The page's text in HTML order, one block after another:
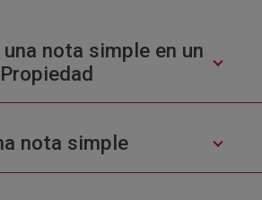
nota simple en un
nota simple